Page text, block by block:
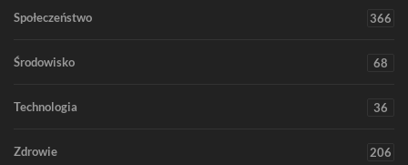
Społeczeństwo 366
Środowisko 68
Technologia 36
Zdrowie 206